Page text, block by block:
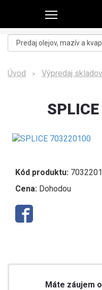
Úvod > Výpredaj
Kód produktu:
Cena: Dohodou
Máte záujem